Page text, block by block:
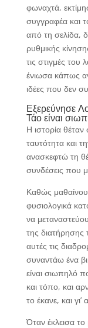
φωναχτά,
συγγραφέα και
από τη σελίδα,
ρυθμικής
τις στιγμές
ένιωσα κάπως
ιδέες που δεν
Εξερεύνησε
Τάο είναι
Η ιστορία
ταυτότητα και
ανασκεφτώ τη
συνδέσεις που
Καθώς
φυσιολογικά
να
της
αυτές τις
συναντάω ένα
είναι σιωπηλό
και τόπο, και
το έκανε, και
Όταν έκλεισα